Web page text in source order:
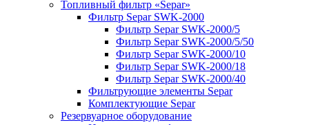
Топливный фильтр «Separ»
Фильтр Separ SWK-2000
Фильтр Separ SWK-2000/5
Фильтр Separ SWK-2000/5/50
Фильтр Separ SWK-2000/10
Фильтр Separ SWK-2000/18
Фильтр Separ SWK-2000/40
Фильтрующие элементы Separ
Комплектующие Separ
Резервуарное оборудование